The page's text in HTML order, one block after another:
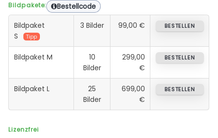
Bildpakete: Bestellcode
Bildpaket
S
Tipp
3 Bilder 99,00 € BESTELLEN
Bildpaket M
10
Bilder
299,00
€
BESTELLEN
Bildpaket L
25
Bilder
699,00
€
BESTELLEN
Lizenzfrei